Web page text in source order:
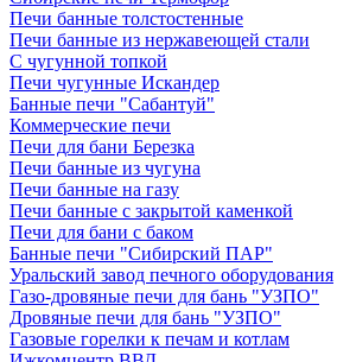
Печи банные толстостенные
Печи банные из нержавеющей стали
С чугунной топкой
Печи чугунные Искандер
Банные печи "Сабантуй"
Коммерческие печи
Печи для бани Березка
Печи банные из чугуна
Печи банные на газу
Печи банные с закрытой каменкой
Печи для бани с баком
Банные печи "Сибирский ПАР"
Уральский завод печного оборудования
Газо-дровяные печи для бань "УЗПО"
Дровяные печи для бань "УЗПО"
Газовые горелки к печам и котлам